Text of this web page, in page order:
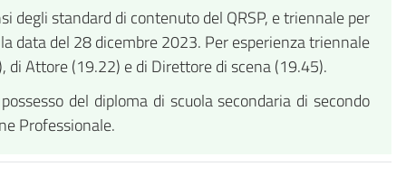
degli standard di contenuto del QRSP, e triennale per
data del 28 dicembre 2023. Per esperienza triennale
Attore (19.22) e di Direttore di scena (19.45).
del diploma di scuola secondaria di secondo
Professionale.